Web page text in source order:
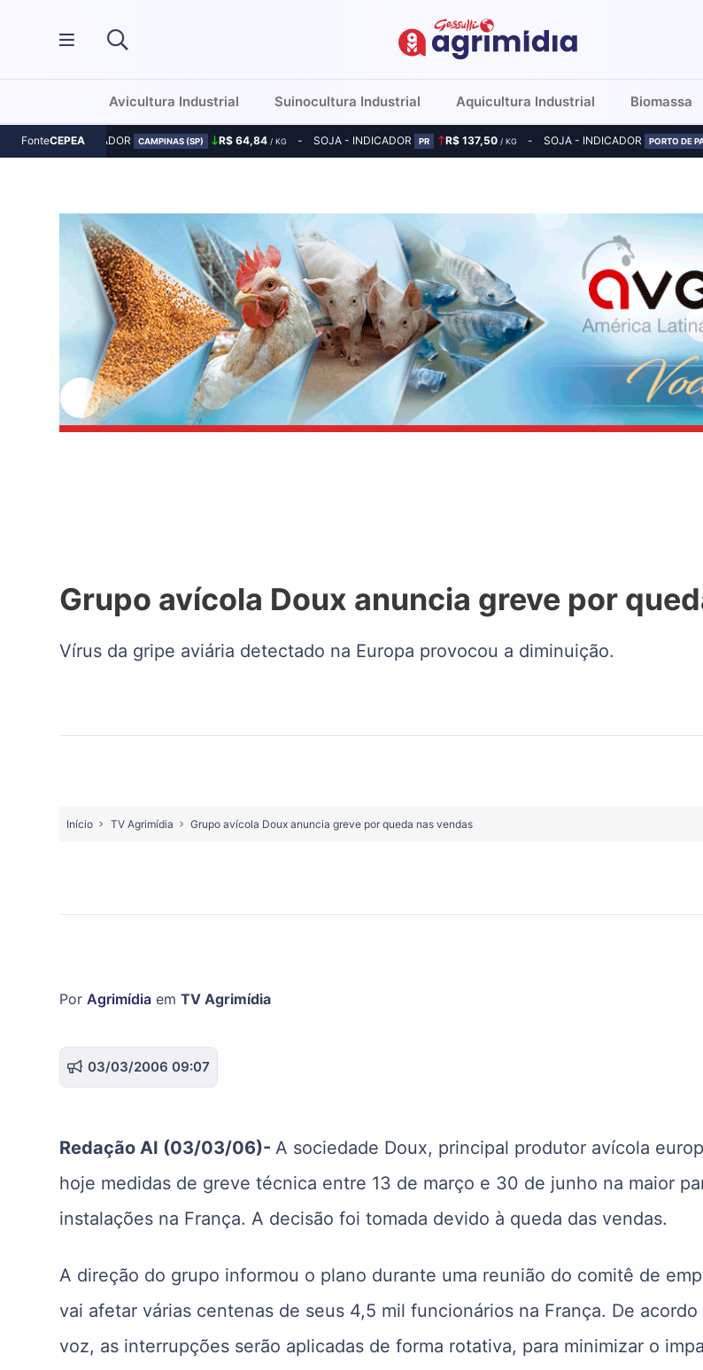
Avicultura Industrial Suinocultura Industrial Aquicultura Industrial Biomassa
FonteCEPEA
MILHO - INDICADOR CAMPINAS (SP) R$ 64,84 / KG SOJA - INDICADOR PR R$ 137,50/ KG SOJA - INDICADOR PORTO DE
Grupo avícola Doux anuncia greve por
Vírus da gripe aviária detectado na Europa provocou a diminuição.
Início TV Agrimídia Grupo avícola Doux anuncia greve por queda nas vendas
Por Agrimídia em TV Agrimídia
03/03/2006 09:07
Redação AI (03/03/06)-A sociedade Doux, principal produtor avícola
hoje medidas de greve técnica entre 13 de março e 30 de junho na maior
instalações na França. A decisão foi tomada devido à queda das vendas.
A direção do grupo informou o plano durante uma reunião do comitê de
vai afetar várias centenas de seus 4,5 mil funcionários na França. De
voz, as interrupções serão aplicadas de forma rotativa, para minimizar o